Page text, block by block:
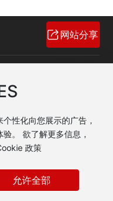
网站分享
性化向您展示的广告，
。 欲了解更多信息，
政策
允许全部